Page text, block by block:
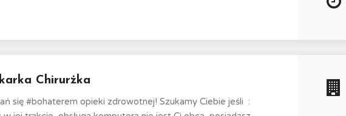
Chirurżka
się #bohaterem opieki zdrowotnej! Szukamy Ciebie jeśli ​ :